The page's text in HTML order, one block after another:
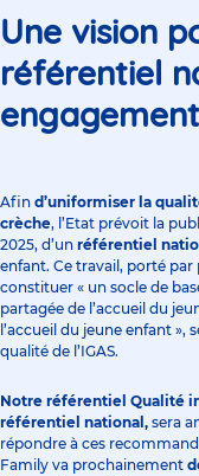
Une vision
référentiel
Afin d’uniformiser la
crèche, l’Etat prévoit la
2025, d’un référentiel
enfant. Ce travail, porté par
constituer « un socle de
partagée de l’accueil du
l’accueil du jeune enfant »,
qualité de l’IGAS.
Notre référentiel Qualité
référentiel national, sera
répondre à ces
Family va prochainement